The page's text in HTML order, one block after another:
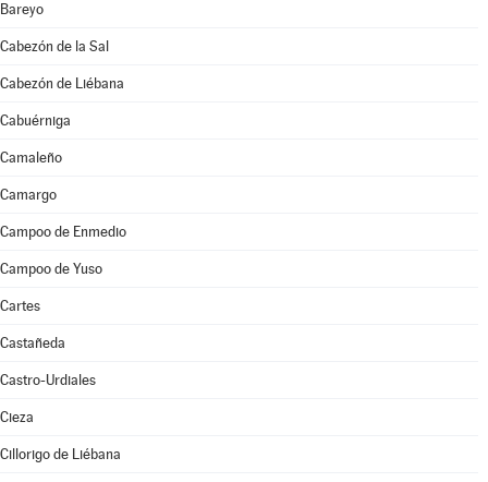
Bareyo
Cabezón de la Sal
Cabezón de Liébana
Cabuérniga
Camaleño
Camargo
Campoo de Enmedio
Campoo de Yuso
Cartes
Castañeda
Castro-Urdiales
Cieza
Cillorigo de Liébana